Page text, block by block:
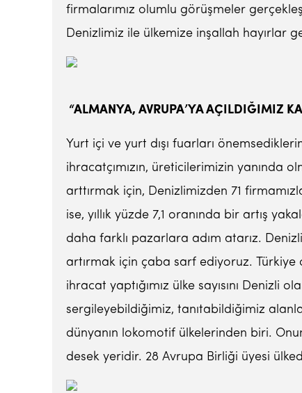
firmalarımız olumlu görüşmeler
Denizlimiz ile ülkemize inşallah hayırlar
“ALMANYA, AVRUPA’YA AÇILDIĞIMIZ
Yurt içi ve yurt dışı fuarları
ihracatçımızın, üreticilerimizin yanında
arttırmak için, Denizlimizden 71
ise, yıllık yüzde 7,1 oranında bir artış
daha farklı pazarlara adım atarız.
artırmak için çaba sarf ediyoruz. Türkiye
ihracat yaptığımız ülke sayısını Denizli
sergileyebildiğimiz, tanıtabildiğimiz
dünyanın lokomotif ülkelerinden biri.
desek yeridir. 28 Avrupa Birliği üyesi